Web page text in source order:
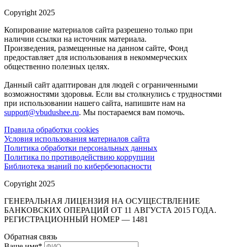
Copyright 2025
Копирование материалов сайта разрешено только при
наличии ссылки на источник материала.
Произведения, размещенные на данном сайте, Фонд
предоставляет для использования в некоммерческих
общественно полезных целях.
Данный сайт адаптирован для людей с ограниченными
возможностями здоровья. Если вы столкнулись с трудностями
при использовании нашего сайта, напишите нам на
support@vbudushee.ru. Мы постараемся вам помочь.
Правила обработки cookies
Условия использования материалов сайта
Политика обработки персональных данных
Политика по противодействию коррупции
Библиотека знаний по кибербезопасности
Copyright 2025
ГЕНЕРАЛЬНАЯ ЛИЦЕНЗИЯ НА ОСУЩЕСТВЛЕНИЕ
БАНКОВСКИХ ОПЕРАЦИЙ ОТ 11 АВГУСТА 2015 ГОДА.
РЕГИСТРАЦИОННЫЙ НОМЕР — 1481
Обратная связь